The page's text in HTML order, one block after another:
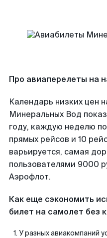
Про авиаперелеты на
Календарь низких цен
Минеральных Вод
году, каждую неделю
прямых рейсов и 10
варьируется, самая
пользователями 9000
Аэрофлот.
Как еще сэкономить
билет на самолет без
У разных авиакомпаний